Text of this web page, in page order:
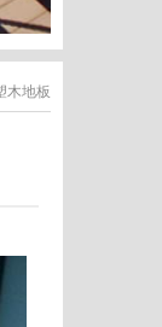
木地板